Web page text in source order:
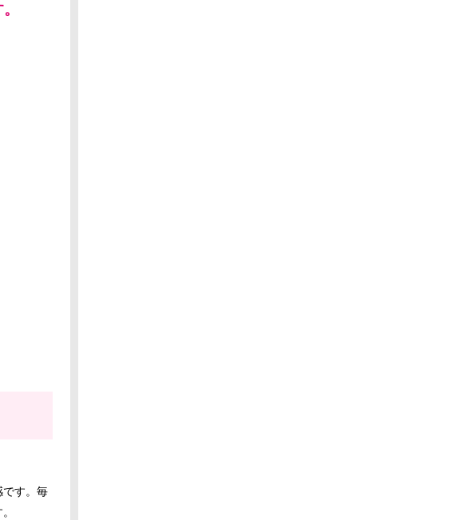
です。毎